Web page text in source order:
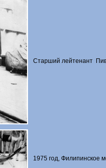
Старший лейтенант
1975 год, Филипинское